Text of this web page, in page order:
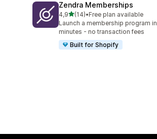
Zendra Memberships
4,9de 5 estrelas
(14)
14 total de avaliações
•Free plan available
Launch a membership program in
minutes - no transaction fees
Built for Shopify